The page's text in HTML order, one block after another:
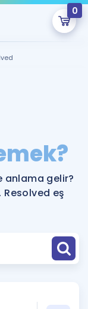
0
eğitim seni
anlama gelir?
eş